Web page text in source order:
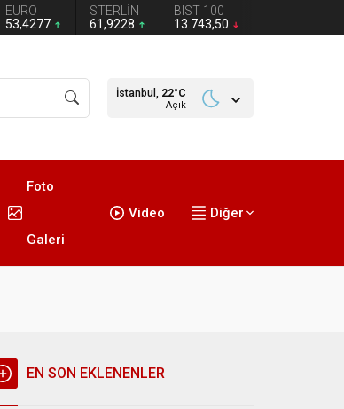
EURO
53,4277
STERLİN
61,9228
BIST 100
13.743,50
İstanbul, 22°C
Açık
Foto
Galeri
Video Diğer
EN SON EKLENENLER